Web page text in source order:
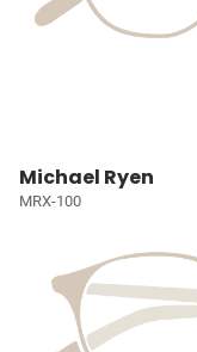
Michael Ryen
MRX-100